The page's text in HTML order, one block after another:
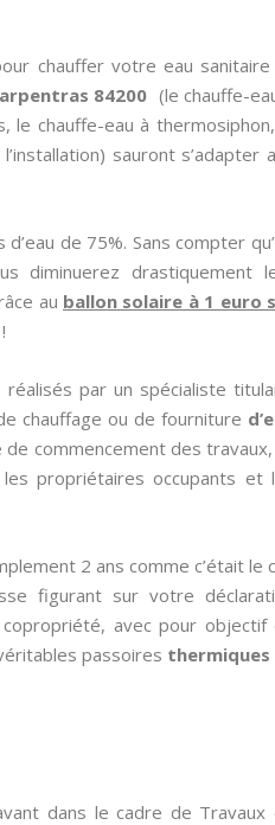
chauffer votre eau
84200 (le chauffe-
le chauffe-eau à
sauront s’adapter
de 75%. Sans compter
diminuerez drastiquement
au ballon solaire à 1 euro
par un spécialiste
chauffage ou de fourniture
de commencement des
propriétaires occupants et
2 ans comme c’était le
figurant sur votre
avec pour objectif
passoires
dans le cadre de Travaux